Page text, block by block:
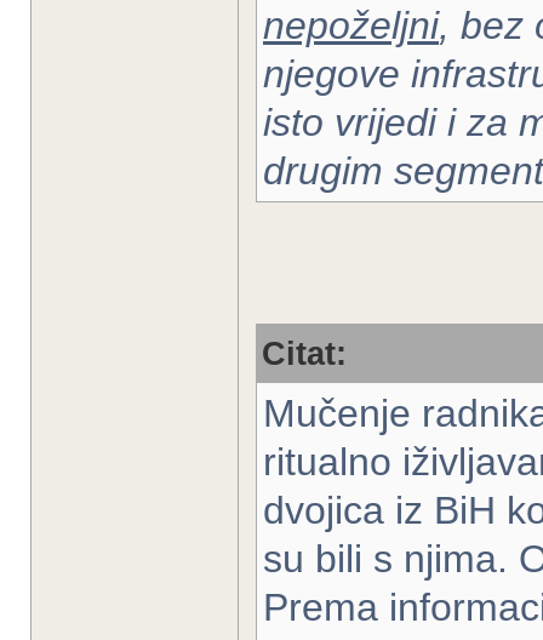
nepoželjni, bez
njegove
isto vrijedi i za
drugim
Citat:
Mučenje
ritualno
dvojica iz BiH
su bili s njima.
Prema